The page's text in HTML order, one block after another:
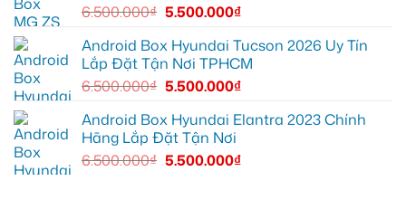
6.500.000₫ 5.500.000₫
Android Box Hyundai Tucson 2026 Uy Tín
Lắp Đặt Tận Nơi TPHCM
6.500.000₫ 5.500.000₫
Android Box Hyundai Elantra 2023 Chính
Hãng Lắp Đặt Tận Nơi
6.500.000₫ 5.500.000₫